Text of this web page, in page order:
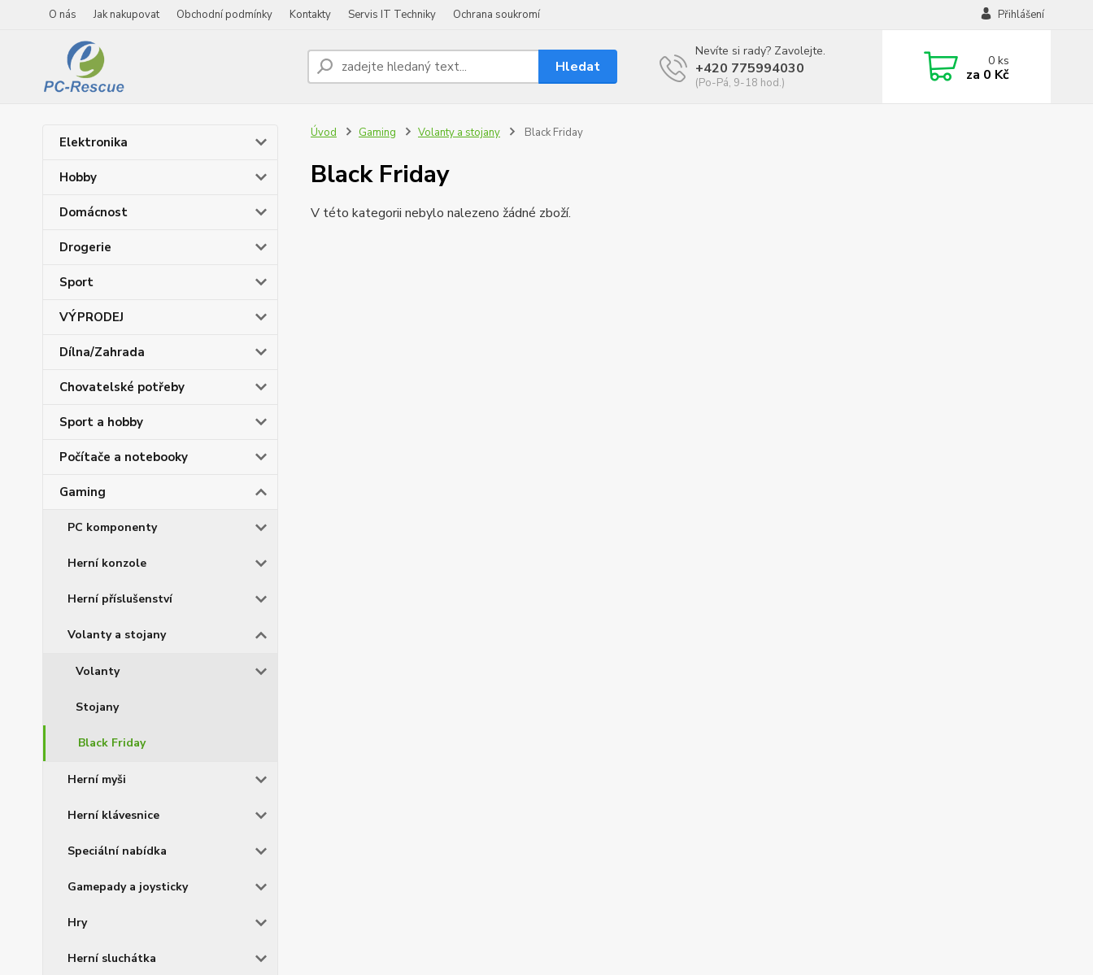
O nás Jak nakupovat Obchodní podmínky Kontakty Servis IT Techniky Ochrana soukromí Přihlášení
Hledat
Nevíte si rady? Zavolejte.
+420 775994030
(Po-Pá, 9-18 hod.)
0ks
za 0 Kč
Elektronika
Hobby
Domácnost
Drogerie
Sport
VÝPRODEJ
Dílna/Zahrada
Chovatelské potřeby
Sport a hobby
Počítače a notebooky
Gaming
PC komponenty
Herní konzole
Herní příslušenství
Volanty a stojany
Volanty
Stojany
Black Friday
Herní myši
Herní klávesnice
Speciální nabídka
Gamepady a joysticky
Hry
Herní sluchátka
Úvod Gaming Volanty a stojany Black Friday
Black Friday
V této kategorii nebylo nalezeno žádné zboží.